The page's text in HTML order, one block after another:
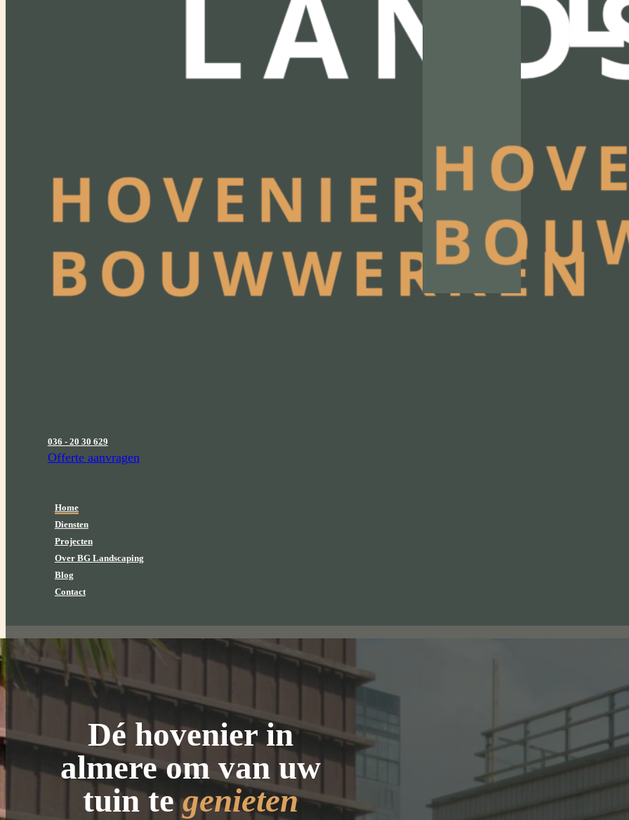
036 - 20 30 629
Offerte aanvragen
Home
Diensten
Projecten
Over BG Landscaping
Blog
Contact
Dé hovenier in
almere om van uw
tuin tegenieten